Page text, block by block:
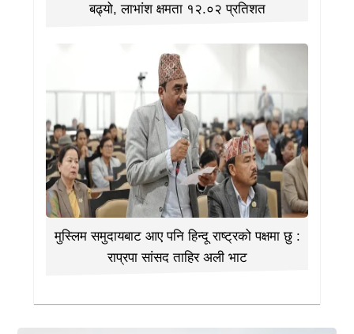
बढ्यो, लाभांश क्षमता १२.०२ प्रतिशत
मुस्लिम समुदायबाट आए पनि हिन्दू राष्ट्रको पक्षमा छु :
राप्रपा सांसद ताहिर अली भाट